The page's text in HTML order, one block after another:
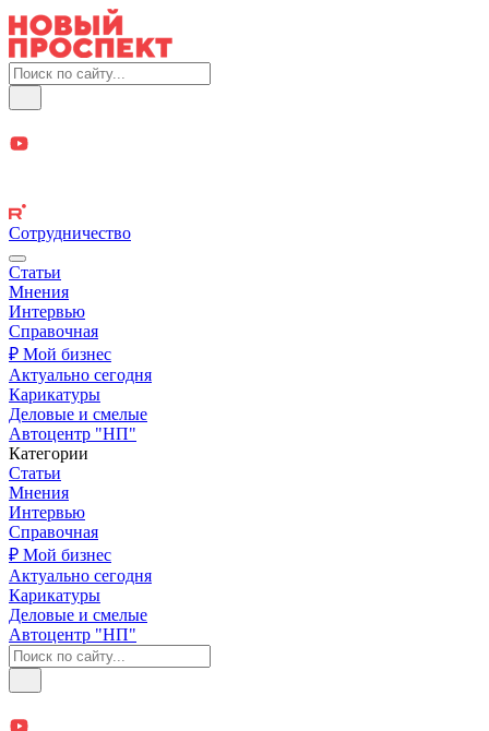
Сотрудничество
Статьи
Мнения
Интервью
Справочная
₽ Мой бизнес
Актуально сегодня
Карикатуры
Деловые и смелые
Автоцентр "НП"
Категории
Статьи
Мнения
Интервью
Справочная
₽ Мой бизнес
Актуально сегодня
Карикатуры
Деловые и смелые
Автоцентр "НП"